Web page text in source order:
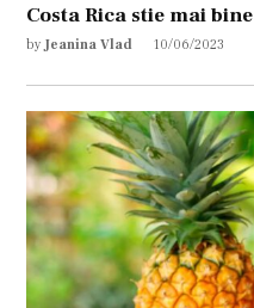
Costa Rica stie mai bine
by Jeanina Vlad 10/06/2023